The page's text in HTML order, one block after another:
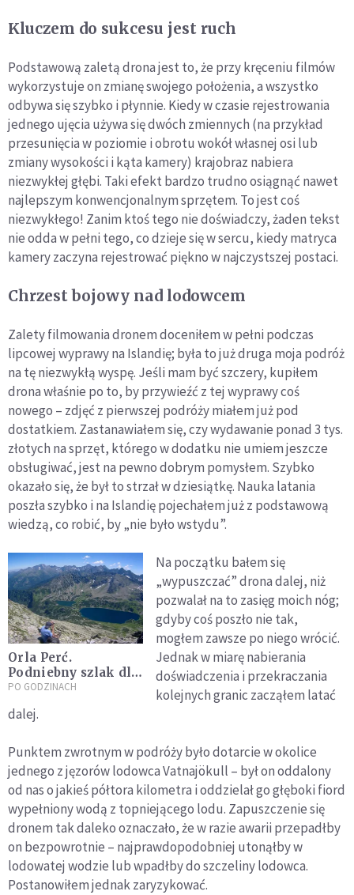
Kluczem do sukcesu jest ruch
Podstawową zaletą drona jest to, że przy kręceniu filmów
wykorzystuje on zmianę swojego położenia, a wszystko
odbywa się szybko i płynnie. Kiedy w czasie rejestrowania
jednego ujęcia używa się dwóch zmiennych (na przykład
przesunięcia w poziomie i obrotu wokół własnej osi lub
zmiany wysokości i kąta kamery) krajobraz nabiera
niezwykłej głębi. Taki efekt bardzo trudno osiągnąć nawet
najlepszym konwencjonalnym sprzętem. To jest coś
niezwykłego! Zanim ktoś tego nie doświadczy, żaden tekst
nie odda w pełni tego, co dzieje się w sercu, kiedy matryca
kamery zaczyna rejestrować piękno w najczystszej postaci.
Chrzest bojowy nad lodowcem
Zalety filmowania dronem doceniłem w pełni podczas
lipcowej wyprawy na Islandię; była to już druga moja podróż
na tę niezwykłą wyspę. Jeśli mam być szczery, kupiłem
drona właśnie po to, by przywieźć z tej wyprawy coś
nowego – zdjęć z pierwszej podróży miałem już pod
dostatkiem. Zastanawiałem się, czy wydawanie ponad 3 tys.
złotych na sprzęt, którego w dodatku nie umiem jeszcze
obsługiwać, jest na pewno dobrym pomysłem. Szybko
okazało się, że był to strzał w dziesiątkę. Nauka latania
poszła szybko i na Islandię pojechałem już z podstawową
wiedzą, co robić, by „nie było wstydu”.
Orla Perć.
Podniebny szlak dla
odważnych
PO GODZINACH
Na początku bałem się
„wypuszczać” drona dalej, niż
pozwalał na to zasięg moich nóg;
gdyby coś poszło nie tak,
mogłem zawsze po niego wrócić.
Jednak w miarę nabierania
doświadczenia i przekraczania
kolejnych granic zacząłem latać
dalej.
Punktem zwrotnym w podróży było dotarcie w okolice
jednego z jęzorów lodowca Vatnajökull – był on oddalony
od nas o jakieś półtora kilometra i oddzielał go głęboki fiord
wypełniony wodą z topniejącego lodu. Zapuszczenie się
dronem tak daleko oznaczało, że w razie awarii przepadłby
on bezpowrotnie – najprawdopodobniej utonąłby w
lodowatej wodzie lub wpadłby do szczeliny lodowca.
Postanowiłem jednak zaryzykować.